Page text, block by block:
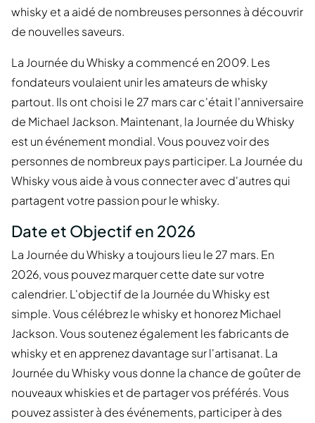
whisky et a aidé de nombreuses personnes à découvrir
de nouvelles saveurs.
La Journée du Whisky a commencé en 2009. Les
fondateurs voulaient unir les amateurs de whisky
partout. Ils ont choisi le 27 mars car c'était l'anniversaire
de Michael Jackson. Maintenant, la Journée du Whisky
est un événement mondial. Vous pouvez voir des
personnes de nombreux pays participer. La Journée du
Whisky vous aide à vous connecter avec d'autres qui
partagent votre passion pour le whisky.
Date et Objectif en 2026
La Journée du Whisky a toujours lieu le 27 mars. En
2026, vous pouvez marquer cette date sur votre
calendrier. L'objectif de la Journée du Whisky est
simple. Vous célébrez le whisky et honorez Michael
Jackson. Vous soutenez également les fabricants de
whisky et en apprenez davantage sur l'artisanat. La
Journée du Whisky vous donne la chance de goûter de
nouveaux whiskies et de partager vos préférés. Vous
pouvez assister à des événements, participer à des